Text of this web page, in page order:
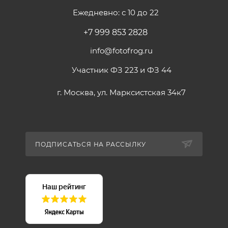
Ежедневно: с 10 до 22
+7 999 853 2828
info@fotofrog.ru
Участник ФЗ 223 и ФЗ 44
г. Москва, ул. Марксистская 34к7
ПОДПИСАТЬСЯ НА РАССЫЛКУ